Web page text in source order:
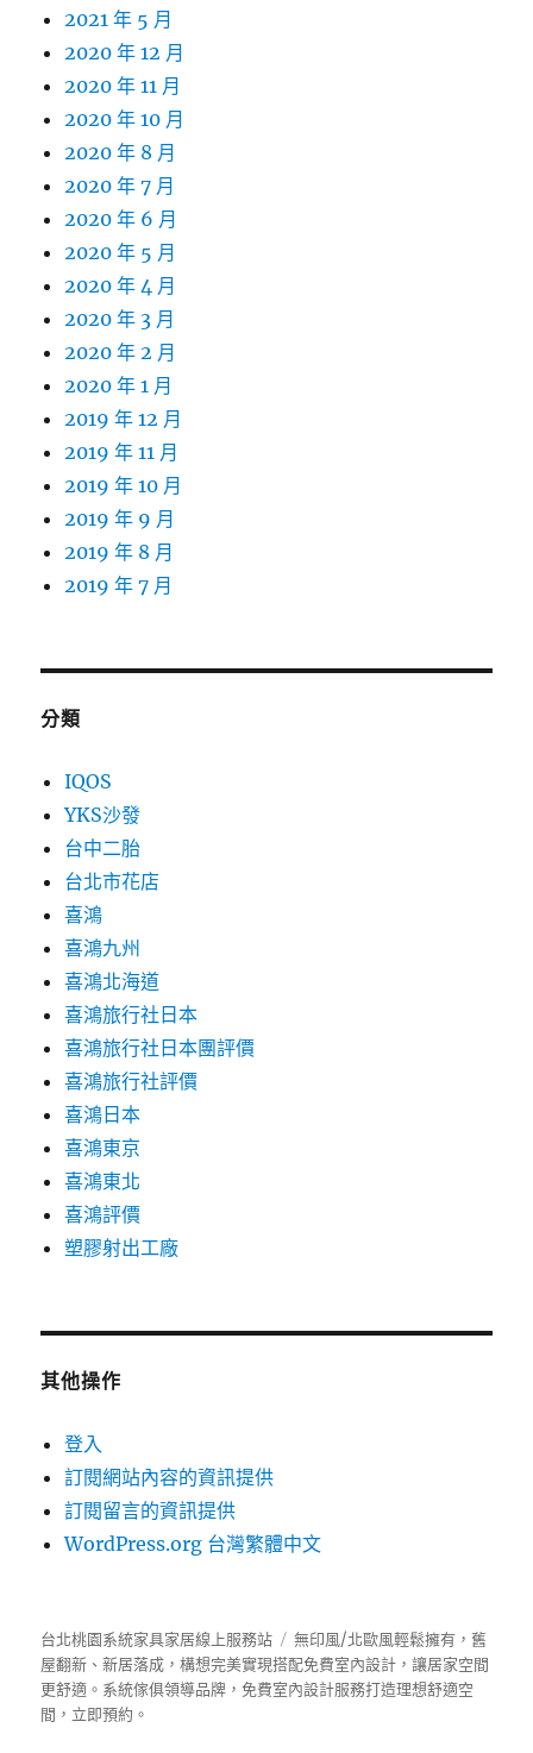
2021 年 5 月
2020 年 12 月
2020 年 11 月
2020 年 10 月
2020 年 8 月
2020 年 7 月
2020 年 6 月
2020 年 5 月
2020 年 4 月
2020 年 3 月
2020 年 2 月
2020 年 1 月
2019 年 12 月
2019 年 11 月
2019 年 10 月
2019 年 9 月
2019 年 8 月
2019 年 7 月
分類
IQOS
YKS沙發
台中二胎
台北市花店
喜鴻
喜鴻九州
喜鴻北海道
喜鴻旅行社日本
喜鴻旅行社日本團評價
喜鴻旅行社評價
喜鴻日本
喜鴻東京
喜鴻東北
喜鴻評價
塑膠射出工廠
其他操作
登入
訂閱網站內容的資訊提供
訂閱留言的資訊提供
WordPress.org 台灣繁體中文
台北桃園系統家具家居線上服務站
無印風/北歐風輕鬆擁有，舊
屋翻新、新居落成，構想完美實現搭配免費室內設計，讓居家空間
更舒適。 系統傢俱領導品牌，免費室內設計服務打造理想舒適空
間，立即預約。